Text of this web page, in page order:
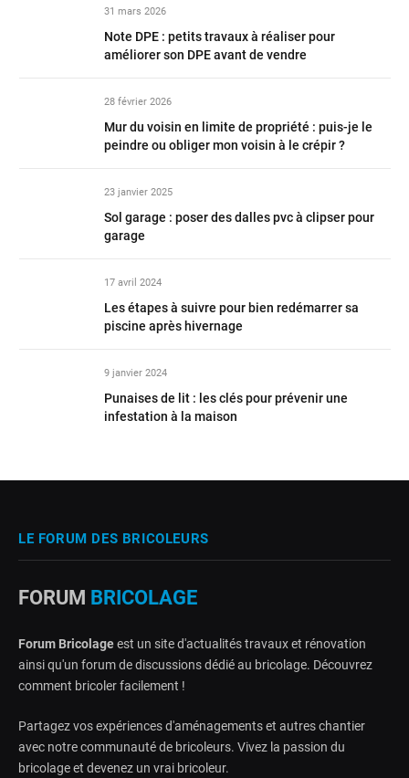
31 mars 2026
Note DPE : petits travaux à réaliser pour
améliorer son DPE avant de vendre
28 février 2026
Mur du voisin en limite de propriété : puis-je le
peindre ou obliger mon voisin à le crépir ?
23 janvier 2025
Sol garage : poser des dalles pvc à clipser pour
garage
17 avril 2024
Les étapes à suivre pour bien redémarrer sa
piscine après hivernage
9 janvier 2024
Punaises de lit : les clés pour prévenir une
infestation à la maison
LE FORUM DES BRICOLEURS
FORUM BRICOLAGE
Forum Bricolageest un site d'actualités travaux et rénovation
ainsi qu'un forum de discussions dédié au bricolage. Découvrez
comment bricoler facilement !
Partagez vos expériences d'aménagements et autres chantier
avec notre communauté de bricoleurs. Vivez la passion du
bricolage et devenez un vrai bricoleur.